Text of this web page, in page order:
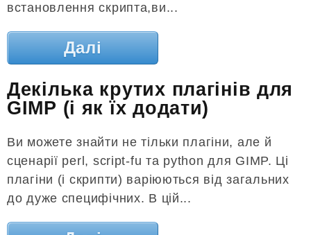
встановлення скрипта,ви...
Далі
Декілька крутих плагінів для
GIMP (і як їх додати)
Ви можете знайти не тільки плагіни, але й
сценарії perl, script-fu та python для GIMP. Ці
плагіни (і скрипти) варіюються від загальних
до дуже специфічних. В цій...